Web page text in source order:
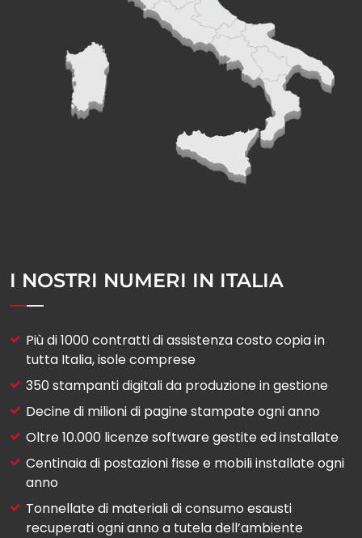
I NOSTRI NUMERI IN ITALIA
Più di 1000​ contratti di assistenza costo copia​ in
tutta Italia, isole comprese
350 ​stampanti digitali da produzione in gestione​
Decine di milioni ​di pagine stampate ogni anno​
Oltre 10.000​ licenze software gestite ed installate​
Centinaia​ di postazioni fisse e mobili installate ogni
anno​​
Tonnellate​ di materiali di consumo esausti
recuperati ogni anno a tutela dell’ambiente​​